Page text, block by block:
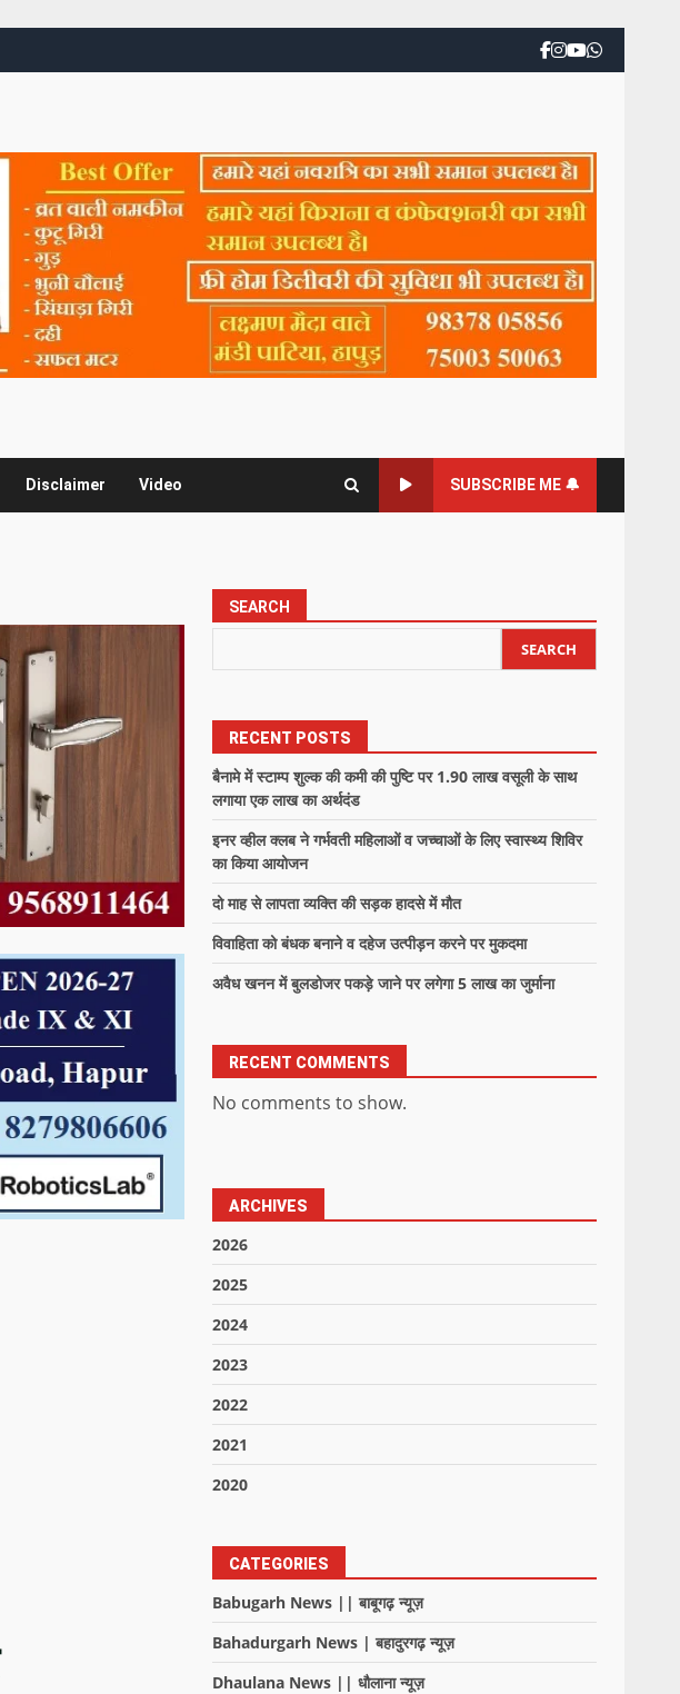
Disclaimer Video SUBSCRIBE ME 🔔
SEARCH
SEARCH
RECENT POSTS
बैनामे में स्टाम्प शुल्क की कमी की पुष्टि पर 1.90 लाख वसूली के साथ
लगाया एक लाख का अर्थदंड
इनर व्हील क्लब ने गर्भवती महिलाओं व जच्चाओं के लिए स्वास्थ्य शिविर
का किया आयोजन
दो माह से लापता व्यक्ति की सड़क हादसे में मौत
विवाहिता को बंधक बनाने व दहेज उत्पीड़न करने पर मुकदमा
अवैध खनन में बुलडोजर पकड़े जाने पर लगेगा 5 लाख का जुर्माना
RECENT COMMENTS
No comments to show.
ARCHIVES
2026
2025
2024
2023
2022
2021
2020
CATEGORIES
Babugarh News || बाबूगढ़ न्यूज़
Bahadurgarh News | बहादुरगढ़ न्यूज़
Dhaulana News || धौलाना न्यूज़